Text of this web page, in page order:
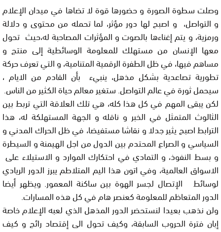
وصلت سطوة الصورة و حضورها قوة لا تضاها في ميدان الإعلام
و التواصل، و اصبح لها دور مؤثر، لما تحمله من محتوى و دلالة
ورمزية، و يتم إغناءها بالصوت و المؤثرات المصاحبة له،حيث تحول
معها الإنسان من مستهلك للمعلومة الوسائطية إلى منتج و
مساهم فيها، في ظل الطفرة الرقمية المتنامية، و التي تعرف حركة
تطورية تصاعدية بشكل مذهل، ينبيء بأن القادم من الايام ،
سيحمل ثورة في عالم التواصل. ستغير معالم حياة الكثير من الناس.
لكن يبقى المهم في كل هذا كله، هي تلك العلاقة التي تربط بين
الثالوث المتمثل في الخبر و ناقله و الجهة المستهلكة له، هذا
الترابط اصبح يثير جدلا و نقاشا مستفيضا، في ظل الحراك المدني و
السياسي و الصراع المحتدم بين الدول من اجل الهيمنة و السيطرة
و بسط النفوذ، و التمادي في احتكارك الموارد و الاستيلاء على
الاسواق العالمية، وفي اتون هذا اليم المتلاطم يبرز الدور الريادي
لوسائط الإتصال لجسر الهوة بين ساكنة المعمور. ويظهر أيضا
الدور المتعاظم للمعلومة كعنصر هام في كل هذه المسارات.
ولن نذهب بعيدا لنستحضر الدور المذهل الذي لعبه الإعلام خاصة
إبان فترة الحروب السابقة، وكيف تحول الى إقتصاد رائج و كيف